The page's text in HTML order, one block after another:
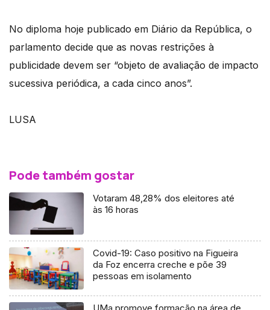
No diploma hoje publicado em Diário da República, o
parlamento decide que as novas restrições à
publicidade devem ser “objeto de avaliação de impacto
sucessiva periódica, a cada cinco anos”.
LUSA
Pode também gostar
Votaram 48,28% dos eleitores até
às 16 horas
Covid-19: Caso positivo na Figueira
da Foz encerra creche e põe 39
pessoas em isolamento